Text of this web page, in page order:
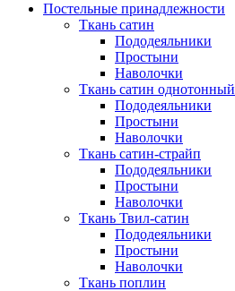
Постельные принадлежности
Ткань сатин
Пододеяльники
Простыни
Наволочки
Ткань сатин однотонный
Пододеяльники
Простыни
Наволочки
Ткань сатин-страйп
Пододеяльники
Простыни
Наволочки
Ткань Твил-сатин
Пододеяльники
Простыни
Наволочки
Ткань поплин